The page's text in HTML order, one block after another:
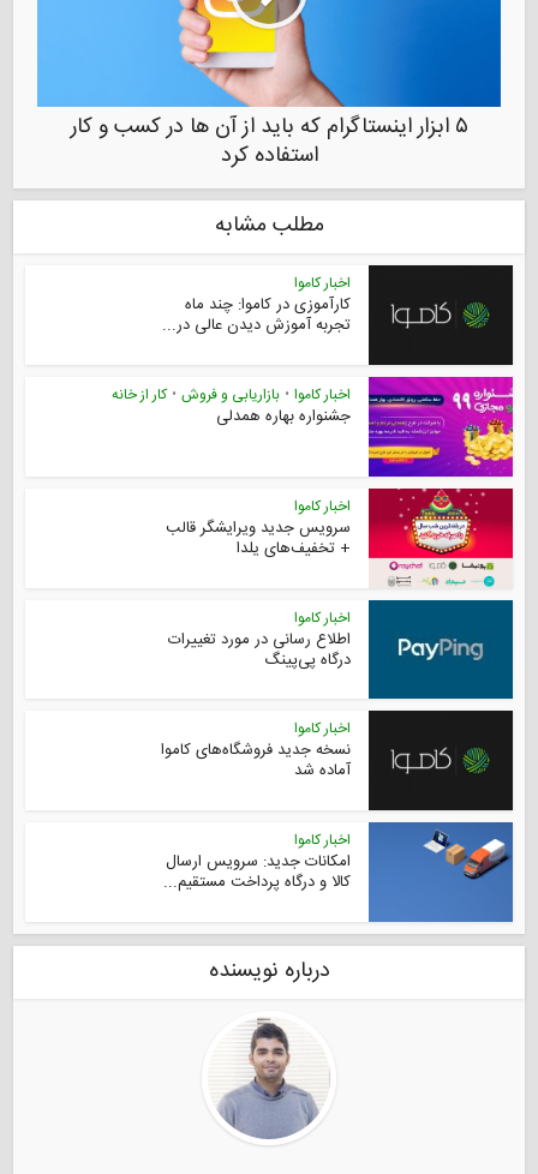
۵ ابزار اینستاگرام که باید از آن ها در کسب و کار
استفاده کرد
مطلب مشابه
اخبار کاموا
کارآموزی در کاموا: چند ماه
تجربه آموزش دیدن عالی در...
اخبار کاموا • بازاریابی و فروش • کار از خانه
جشنواره بهاره همدلی
اخبار کاموا
سرویس جدید ویرایشگر قالب
+‌ تخفیف‌های یلدا
اخبار کاموا
اطلاع رسانی در مورد تغییرات
درگاه پی‌پینگ
اخبار کاموا
نسخه جدید فروشگاه‌های کاموا
آماده شد
اخبار کاموا
امکانات جدید: سرویس ارسال
کالا و درگاه پرداخت مستقیم...
درباره نویسنده